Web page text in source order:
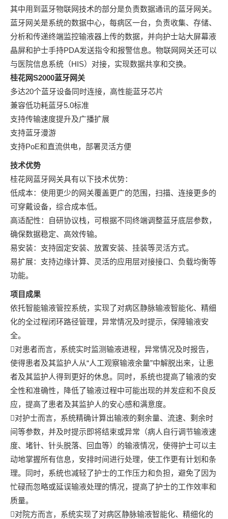
其中用到蓝牙物联网技术的部分是负责数据通讯的蓝牙网关。
蓝牙网关是系统的数据中心，每病区一台，负责收集、存储、
分析和传递终端监控输液器上传的数据，并向护士站大屏幕液
晶屏和护士手持PDA发送指令和报警信息。物联网网关还可以
与医院信息系统（HIS）对接，实现数据共享和交换。
桂花网S2000蓝牙网关
多达20个蓝牙设备同时连接，高性能蓝牙芯片
兼容低功耗蓝牙5.0标准
支持传输速度提升及广播扩展
支持蓝牙漫游
支持PoE和直流供电，部署灵活方便
技术优势
桂花网蓝牙网关具有以下技术优势：
低成本：使用更少的网关覆盖更广的范围，扫描、连接更多的
可穿戴设备，综合成本低。
高适配性：自研协议栈，可根据不同终端调整蓝牙底层参数，
确保数据稳定、高效传输。
易安装：支持固定安装、放置安装、挂装等灵活方式。
易扩展：支持边缘计算、灵活的应用层对接接口、负载均衡等
功能。
项目成果
依托智能输液管控系统，实现了对病区静脉输液智能化、精细
化的全过程闭环路径管理，异常情况及时提示，保障输液安
全。
对患者而言，系统实时监测输液进程，异常情况及时报告，
使得患者及其监护人从“人工观察输液余量”中解脱出来，让患
者及其监护人得到更好的休息。同时，系统也提高了输液的安
全性和准确性，降低了输液过程中可能出现的并发症和不良反
应，提高了患者及其监护人的安心感和满意度。
对护士而言，系统精确计算出输液的剩余量、流速、剩余时
间等参数，并及时提示即将结束或异常（病人自行调节输液速
度、堵针、针头脱落、回血等）的输液情况，使得护士可以主
动地掌握所有信息，安排时间进行处理，使工作更有计划和条
理。同时，系统也减轻了护士的工作压力和负担，避免了因为
忙碌而忽略或延误输液处理的情况，提高了护士的工作效率和
质量。
对院方而言，系统实现了对病区静脉输液智能化、精细化的